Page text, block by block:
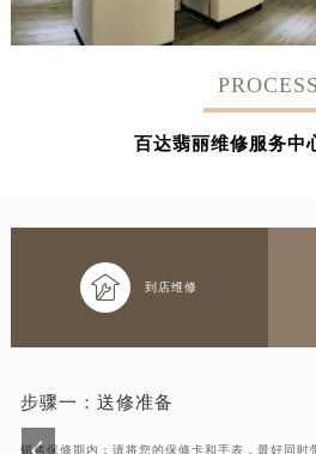
PROCESS
百达翡丽维修服务中
 到店维修
步骤一： 送修准备
销售保修期内：请将您的保修卡和手表，最好同时